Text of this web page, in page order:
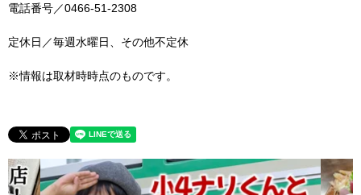
電話番号／0466-51-2308
定休日／毎週水曜日、その他不定休
※情報は取材時時点のものです。